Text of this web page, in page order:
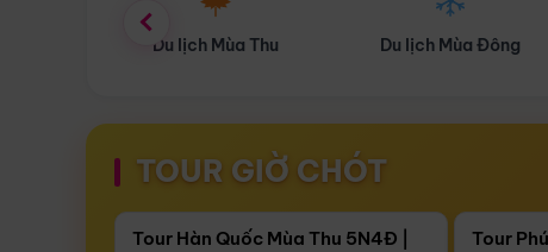
Du lịch Mùa Đông Combo Du lịch
TOUR GIỜ CHÓT
Còn16 ngày 09:46:55
Điểm nổi bật
Tour Hàn Quốc Mùa Thu 5N4Đ |
Còn04
Tour